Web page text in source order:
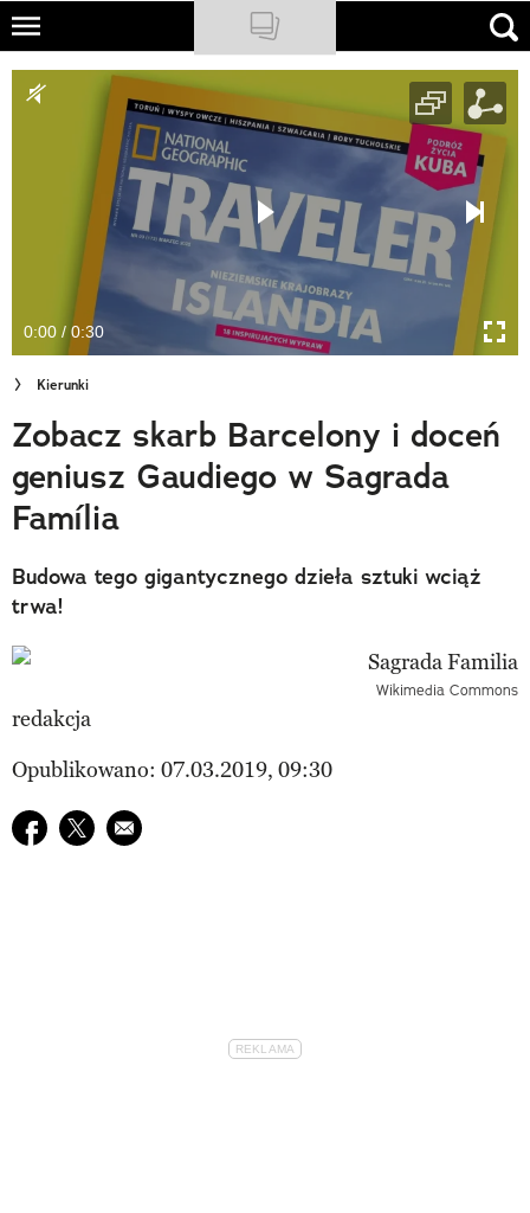
Skip
main
NATIONAL GEOGRAPHIC
TRAVELER
PODCASTY
Newsletter
Cuda Polski
Wielki Konkurs Fotograficzny
Trendbook Podróżniczy
Polecane
0:00 / 0:30
Kierunki
Zobacz skarb Barcelony i doceń
geniusz Gaudiego w Sagrada
Família
Budowa tego gigantycznego dzieła sztuki wciąż
trwa!
Wikimedia Commons
redakcja
Opublikowano: 07.03.2019, 09:30
Udostępnij na facebook
Udostępnij na twitter
E-mail do przyjaciela